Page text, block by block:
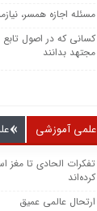
مسئله اجازه همسر،
کسانی که در اصول تابع
مجتهد بدانند
علمی آموزشی
تفکرات الحادی تا مغز
کرده‌اند
ارتحال عالمی عمیق